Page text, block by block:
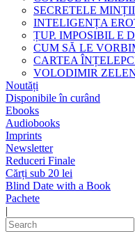
SECRETELE
INTELIGENȚA
ȚUP. IMPOSIBIL E
CUM SĂ LE
CARTEA
VOLODIMIR
Noutăți
Disponibile în curând
Ebooks
Audiobooks
Imprints
Newsletter
Reduceri Finale
Cărți sub 20 lei
Blind Date with a Book
Pachete
|